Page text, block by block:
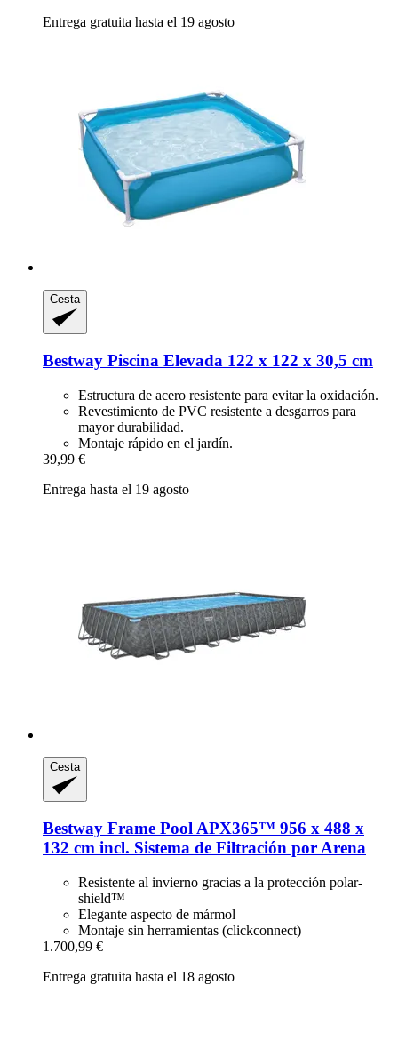
Entrega gratuita hasta el 19 agosto
Cesta
Bestway Piscina Elevada 122 x 122 x 30,5 cm
Estructura de acero resistente para evitar la oxidación.
Revestimiento de PVC resistente a desgarros para
mayor durabilidad.
Montaje rápido en el jardín.
39,99 €
Entrega hasta el 19 agosto
Cesta
Bestway Frame Pool APX365™ 956 x 488 x
132 cm incl. Sistema de Filtración por Arena
Resistente al invierno gracias a la protección polar-
shield™
Elegante aspecto de mármol
Montaje sin herramientas (clickconnect)
1.700,99 €
Entrega gratuita hasta el 18 agosto